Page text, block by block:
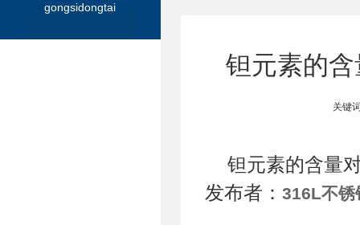
gongsidongtai
钽元素的
关键
钽元素的含量
发布者： 316L不锈